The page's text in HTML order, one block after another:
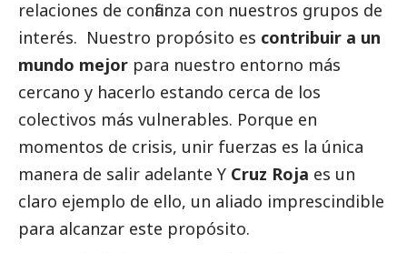
relaciones de confianza con nuestros grupos de
interés. Nuestro propósito es contribuir a un
mundo mejor para nuestro entorno más
cercano y hacerlo estando cerca de los
colectivos más vulnerables. Porque en
momentos de crisis, unir fuerzas es la única
manera de salir adelante Y Cruz Roja es un
claro ejemplo de ello, un aliado imprescindible
para alcanzar este propósito.